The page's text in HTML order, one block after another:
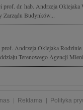
dr. hab. Andrzeja Oklejaka
Budynków...
Andrzeja Oklejaka
Terenowego Agencji
Reklama
Polityka